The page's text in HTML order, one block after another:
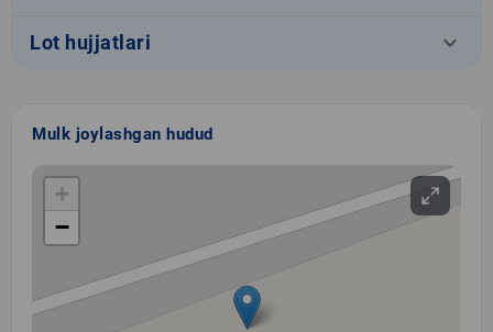
Lot hujjatlari keyboard_arrow_down
Mulk joylashgan hudud
+
−